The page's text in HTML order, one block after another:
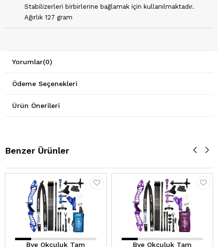
Stabilizerleri birbirlerine bağlamak için kullanılmaktadır.
Ağırlık 127 gram
Yorumlar(0)
Ödeme Seçenekleri
Ürün Önerileri
Benzer Ürünler
Bve Okçuluk Tam
Bve Okçuluk Tam